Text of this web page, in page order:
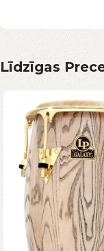
Līdzīgas